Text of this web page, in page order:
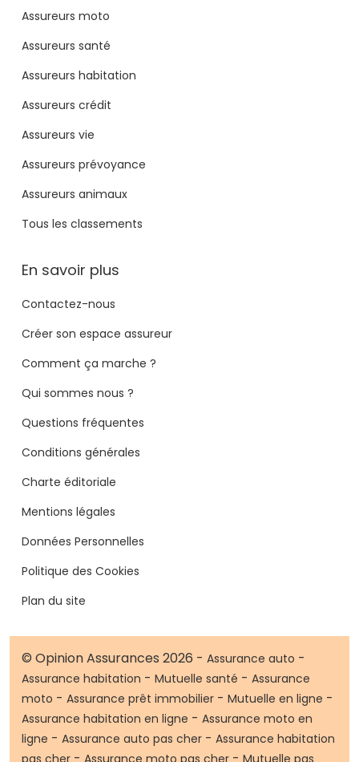
Assureurs moto
Assureurs santé
Assureurs habitation
Assureurs crédit
Assureurs vie
Assureurs prévoyance
Assureurs animaux
Tous les classements
En savoir plus
Contactez-nous
Créer son espace assureur
Comment ça marche ?
Qui sommes nous ?
Questions fréquentes
Conditions générales
Charte éditoriale
Mentions légales
Données Personnelles
Politique des Cookies
Plan du site
© Opinion Assurances 2026 - Assurance auto -
Assurance habitation - Mutuelle santé - Assurance
moto - Assurance prêt immobilier - Mutuelle en ligne -
Assurance habitation en ligne - Assurance moto en
ligne - Assurance auto pas cher - Assurance habitation
pas cher - Assurance moto pas cher - Mutuelle pas